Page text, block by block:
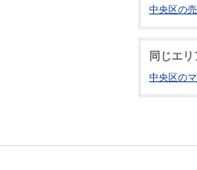
中央区の
同じエ
中央区の